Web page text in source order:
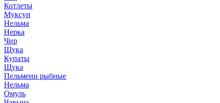
Котлеты
Муксун
Нельма
Нерка
Чир
Щука
Купаты
Щука
Пельмени рыбные
Нельма
Омуль